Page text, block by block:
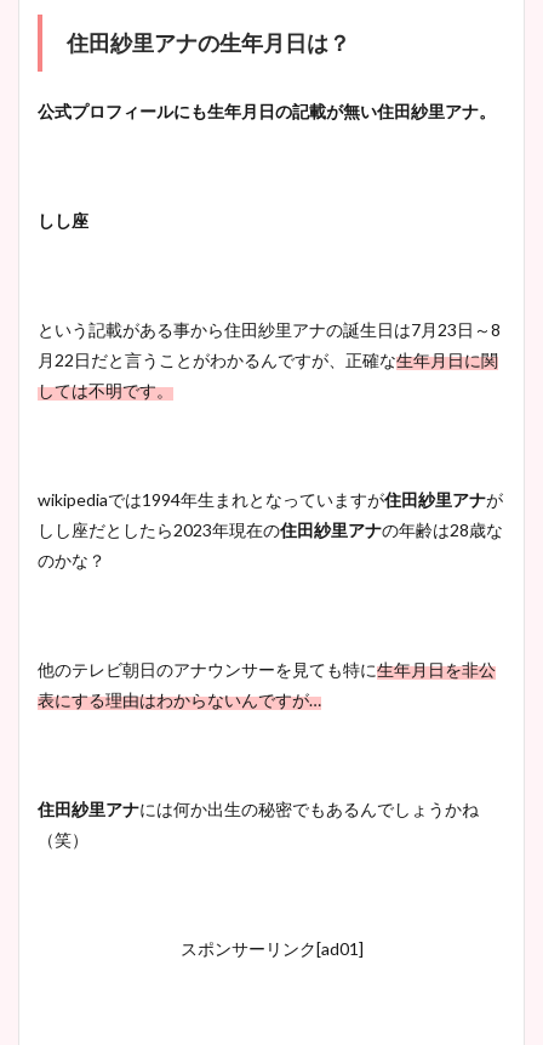
住田紗里アナの生年月日は？
公式プロフィールにも生年月日の記載が無い住田紗里アナ。
しし座
という記載がある事から住田紗里アナの誕生日は7月23日～8
月22日だと言うことがわかるんですが、正確な生年月日に関
しては不明です。
wikipediaでは1994年生まれとなっていますが住田紗里アナが
しし座だとしたら2023年現在の住田紗里アナの年齢は28歳な
のかな？
他のテレビ朝日のアナウンサーを見ても特に生年月日を非公
表にする理由はわからないんですが…
住田紗里アナには何か出生の秘密でもあるんでしょうかね
（笑）
スポンサーリンク[ad01]